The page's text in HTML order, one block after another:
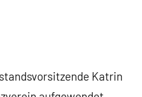
Katrin